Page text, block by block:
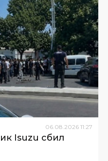
06.08.2026 11:27
Isuzu сбил